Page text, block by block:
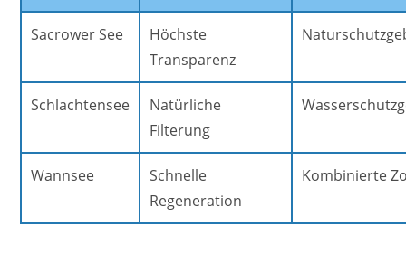
Sacrower See
Höchste
Transparenz
Schlachtensee
Natürliche
Filterung
Wannsee
Schnelle
Regeneration
Kombinierte